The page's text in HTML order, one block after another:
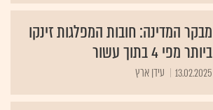
מבקר המדינה: חובות המפלגות זינקו
ביותר מפי 4 בתוך עשור
13.02.2025 עידן ארץ